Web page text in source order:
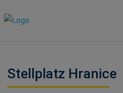
Stellplatz Hranice